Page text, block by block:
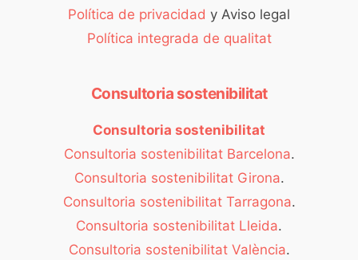
Política de privacidad y Aviso legal
Política integrada de qualitat
Consultoria sostenibilitat
Consultoria sostenibilitat
Consultoria sostenibilitat Barcelona.
Consultoria sostenibilitat Girona.
Consultoria sostenibilitat Tarragona.
Consultoria sostenibilitat Lleida.
Consultoria sostenibilitat València.